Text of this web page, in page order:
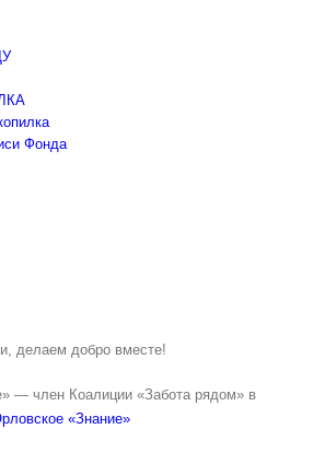
Фонда
делаем добро вместе!
— член Коалиции «Забота рядом» в
«Знание»